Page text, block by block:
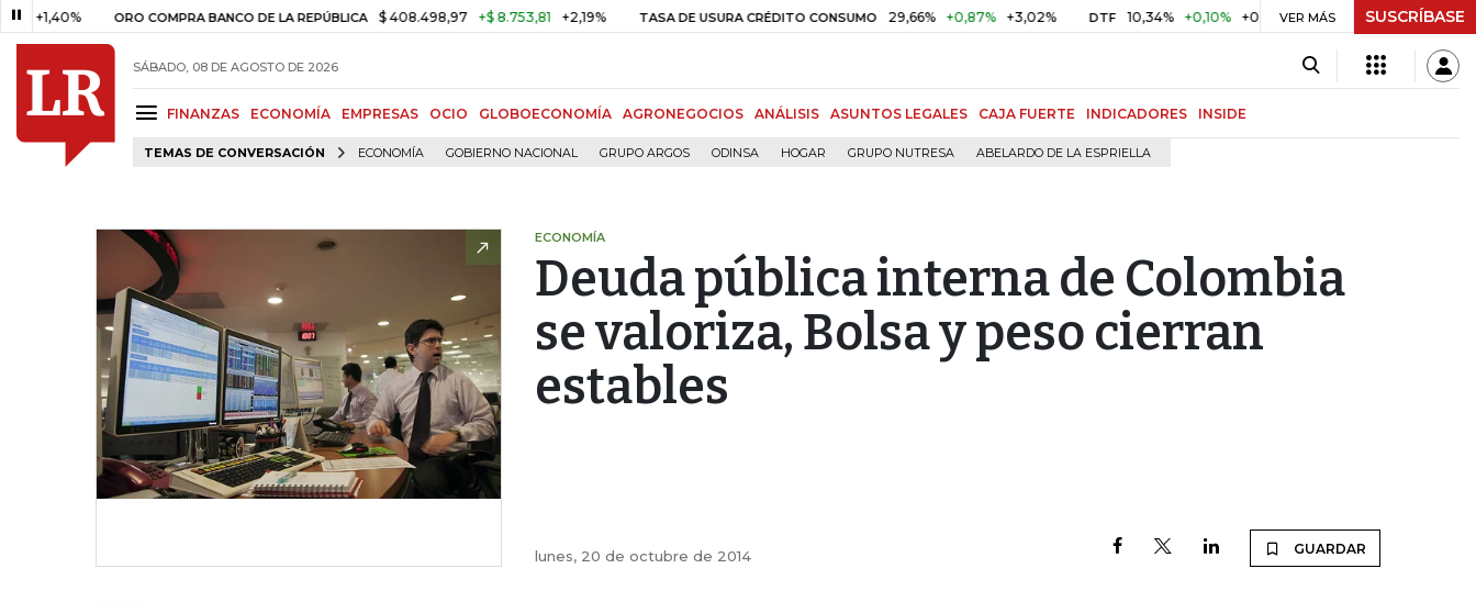
ORO COMPRA BANCO DE LA REPÚBLICA $ 408.498,97 +$ 8.753,81 +2,19% TASA DE USURA CRÉDITO CONSUMO 29,66% +0,87% +3,02% DTF 10,34% +0,10% +0,98% UVR $ 417,01 +$ 0,05 +0,01%
VER MÁS SUSCRÍBASE
SÁBADO, 08 DE AGOSTO DE 2026
FINANZAS ECONOMÍA EMPRESAS OCIO GLOBOECONOMÍA AGRONEGOCIOS ANÁLISIS ASUNTOS LEGALES CAJA FUERTE INDICADORES INSIDE
TEMAS DE CONVERSACIÓN ECONOMÍA GOBIERNO NACIONAL GRUPO ARGOS ODINSA HOGAR GRUPO NUTRESA ABELARDO DE LA ESPRIELLA
ECONOMÍA
Deuda pública interna de Colombia
se valoriza, Bolsa y peso cierran
estables
lunes, 20 de octubre de 2014 GUARDAR